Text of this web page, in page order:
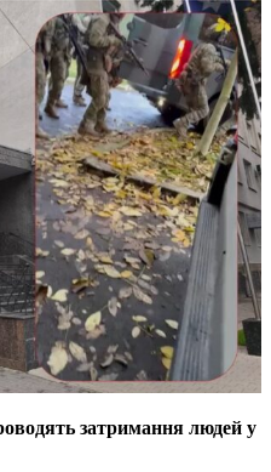
затримання людей у